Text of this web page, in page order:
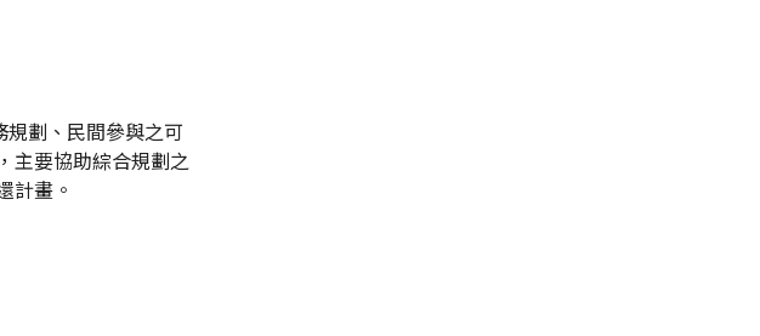
劃、民間參與之可
主要協助綜合規劃之
計畫。